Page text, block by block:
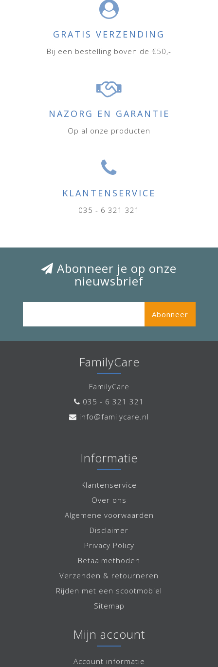
GRATIS VERZENDING
Bij een bestelling boven de €50,-
NAZORG EN GARANTIE
Op al onze producten
KLANTENSERVICE
035 - 6 321 321
Abonneer je op onze
nieuwsbrief
Abonneer
FamilyCare
FamilyCare
035 - 6 321 321
info@familycare.nl
Informatie
Klantenservice
Over ons
Algemene voorwaarden
Disclaimer
Privacy Policy
Betaalmethoden
Verzenden & retourneren
Rijden met een scootmobiel
Sitemap
Mijn account
Account informatie